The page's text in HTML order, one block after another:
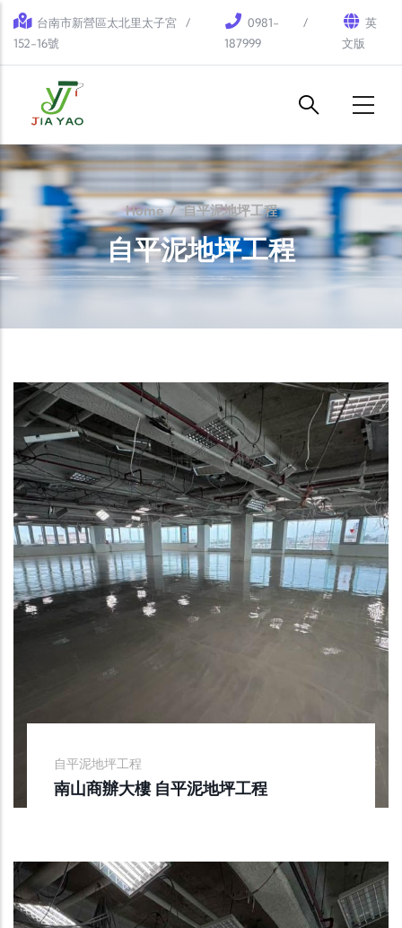
Skip to main content
台南市新營區太北里太子宮
152-16號
0981-
187999
英
文版
Home/ 自平泥地坪工程
自平泥地坪工程
自平泥地坪工程
南山商辦大樓 自平泥地坪工程